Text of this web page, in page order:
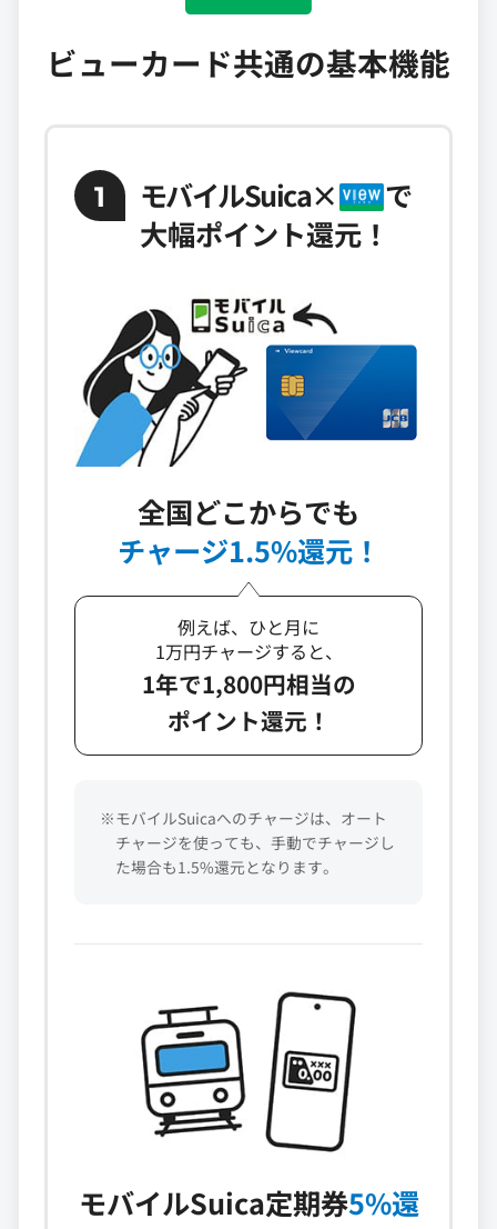
ビューカード共通の基本機能
1 モバイルSuica×
で
大幅ポイント還元！
全国どこからでも
チャージ1.5%還元！
例えば、ひと月に
1万円チャージすると、
1年で1,800円相当の
ポイント還元！
※モバイルSuicaへのチャージは、オート
チャージを使っても、手動でチャージし
た場合も1.5%還元となります。
モバイルSuica定期券5%還